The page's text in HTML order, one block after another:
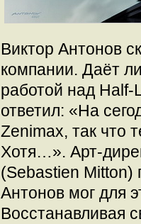
Виктор Антонов
компании. Даёт
работой над Half-
ответил: «На
Zenimax, так что
Хотя…». Арт-
(Sebastien Mitton)
Антонов мог для
Восстанавливая